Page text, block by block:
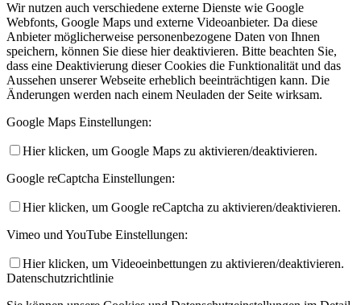
Wir nutzen auch verschiedene externe Dienste wie Google
Webfonts, Google Maps und externe Videoanbieter. Da diese
Anbieter möglicherweise personenbezogene Daten von Ihnen
speichern, können Sie diese hier deaktivieren. Bitte beachten Sie,
dass eine Deaktivierung dieser Cookies die Funktionalität und das
Aussehen unserer Webseite erheblich beeinträchtigen kann. Die
Änderungen werden nach einem Neuladen der Seite wirksam.
Google Maps Einstellungen:
Hier klicken, um Google Maps zu aktivieren/deaktivieren.
Google reCaptcha Einstellungen:
Hier klicken, um Google reCaptcha zu aktivieren/deaktivieren.
Vimeo und YouTube Einstellungen:
Hier klicken, um Videoeinbettungen zu aktivieren/deaktivieren.
Datenschutzrichtlinie